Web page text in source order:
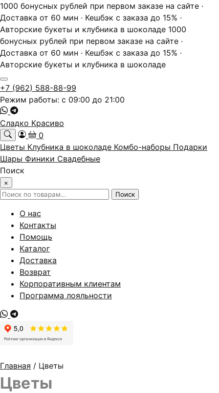
1000 бонусных рублей при первом заказе на сайте ·
Доставка от 60 мин · Кешбэк с заказа до 15% ·
Авторские букеты и клубника в шоколаде 1000
бонусных рублей при первом заказе на сайте ·
Доставка от 60 мин · Кешбэк с заказа до 15% ·
Авторские букеты и клубника в шоколаде
+7 (962) 588-88-99
Режим работы: с 09:00 до 21:00
Сладко Красиво
0
Цветы Клубника в шоколаде Комбо-наборы Подарки
Шары Финики Свадебные
Поиск
×
Искать: Поиск
О нас
Контакты
Помощь
Каталог
Доставка
Возврат
Корпоративным клиентам
Программа лояльности
Главная / Цветы
Цветы